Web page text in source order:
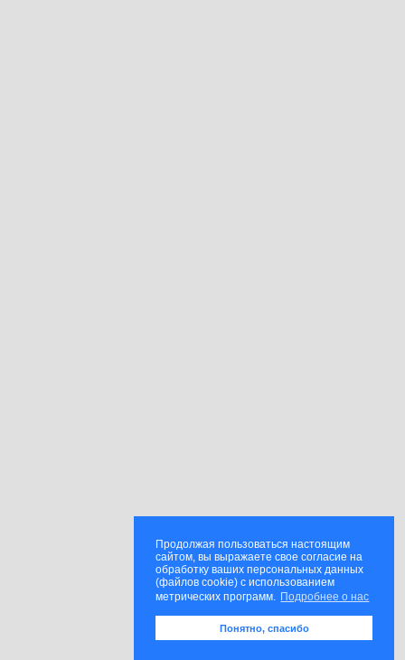
Продолжая пользоваться настоящим
сайтом, вы выражаете свое согласие на
обработку ваших персональных данных
(файлов cookie) с использованием
метрических программ. Подробнее о нас
Понятно, спасибо